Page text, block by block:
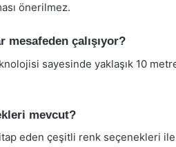
önerilmez.
mesafeden çalışıyor?
sayesinde yaklaşık 10
mevcut?
eden çeşitli renk seçenekleri ile